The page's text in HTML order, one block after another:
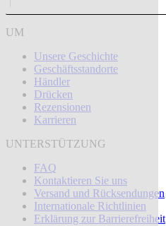
UM
Unsere Geschichte
Geschäftsstandorte
Händler
Drücken
Rezensionen
Karrieren
UNTERSTÜTZUNG
FAQ
Kontaktieren Sie uns
Versand und Rücksendungen
Internationale Richtlinien
Erklärung zur Barrierefreiheit